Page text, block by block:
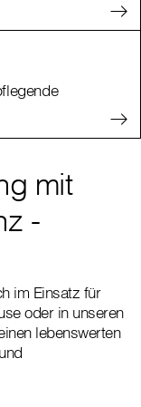
mit
-
im Einsatz für
oder in unseren
lebenswerten